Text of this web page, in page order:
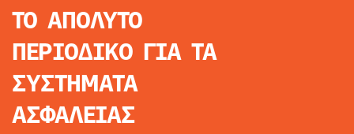
ΤΟ ΑΠΟΛΥΤΟ
ΠΕΡΙΟΔΙΚΟ ΓΙΑ ΤΑ
ΣΥΣΤΗΜΑΤΑ
ΑΣΦΑΛΕΙΑΣ